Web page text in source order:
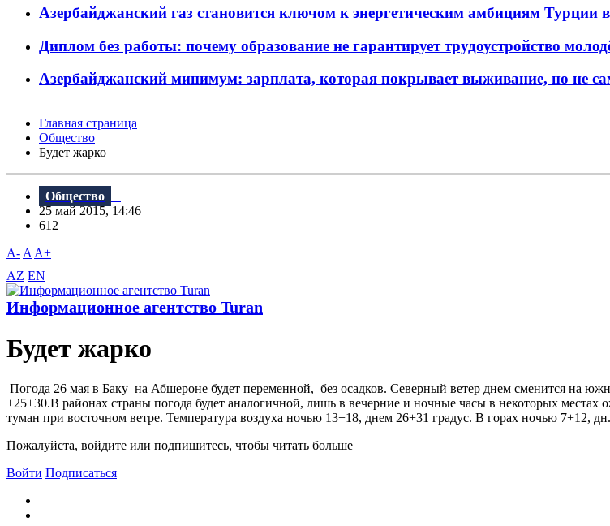
Азербайджанский газ становится ключом к энергетическим амбициям Турции
Диплом без работы: почему образование не гарантирует трудоустройство
Азербайджанский минимум: зарплата, которая покрывает выживание, но не
Главная страница
Общество
Будет жарко
Общество
25 май 2015, 14:46
612
A- A A+
AZ EN
Информационное агентство Turan
Будет жарко
Погода 26 мая в Баку на Абшероне будет переменной, без осадков. Северный ветер днем сменится на
+25+30.В районах страны погода будет аналогичной, лишь в вечерние и ночные часы в некоторых
туман при восточном ветре. Температура воздуха ночью 13+18, днем 26+31 градус. В горах ночью 7+12,
Пожалуйста, войдите или подпишитесь, чтобы читать больше
Войти Подписаться